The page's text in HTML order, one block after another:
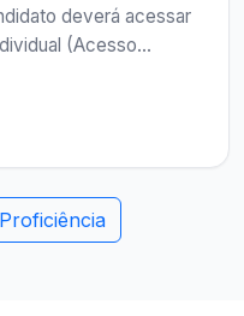
deverá acessar
(Acesso...